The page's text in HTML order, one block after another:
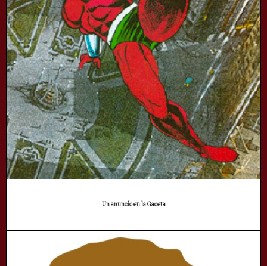
Un anuncio en la Gaceta